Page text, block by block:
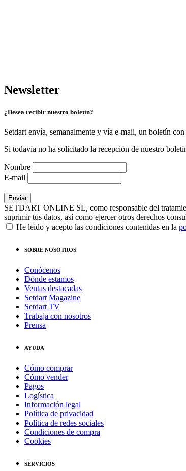
Newsletter
¿Desea recibir nuestro boletín?
Setdart envía, semanalmente y vía e-mail, un boletín con
Si todavía no ha solicitado la recepción de nuestro
Nombre
E-mail
SETDART ONLINE SL, como responsable del
suprimir tus datos, así como ejercer otros derechos
He leído y acepto las condiciones contenidas en la
SOBRE NOSOTROS
Conócenos
Dónde estamos
Ventas destacadas
Setdart Magazine
Setdart TV
Trabaja con nosotros
Prensa
AYUDA
Cómo comprar
Cómo vender
Pagos
Logística
Información legal
Política de privacidad
Política de redes sociales
Condiciones de compra
Cookies
SERVICIOS